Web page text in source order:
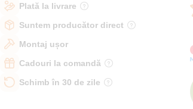
Plată la livrare
Suntem producător direct
Montaj ușor
Cadouri la comandă
Schimb în 30 de zile